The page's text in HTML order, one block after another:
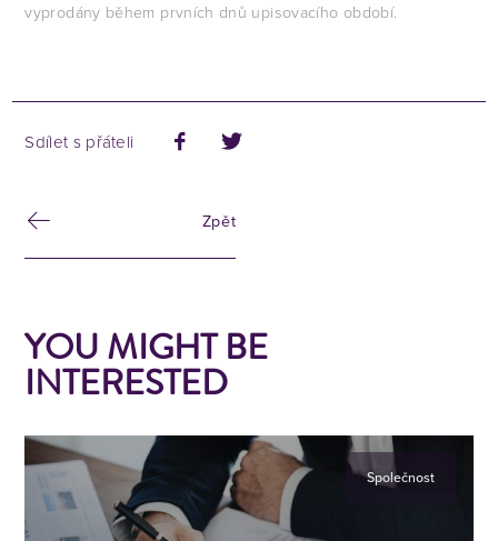
vyprodány během prvních dnů upisovacího období.
Zpět
Sdílet s přáteli
YOU MIGHT BE
INTERESTED
Společnost